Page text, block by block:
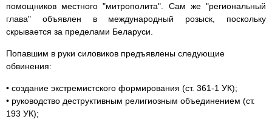
помощников местного "митрополита". Сам же "региональный
глава" объявлен в международный розыск, поскольку
скрывается за пределами Беларуси.
Попавшим в руки силовиков предъявлены следующие
обвинения:
• создание экстремистского формирования (ст. 361-1 УК);
• руководство деструктивным религиозным объединением (ст.
193 УК);